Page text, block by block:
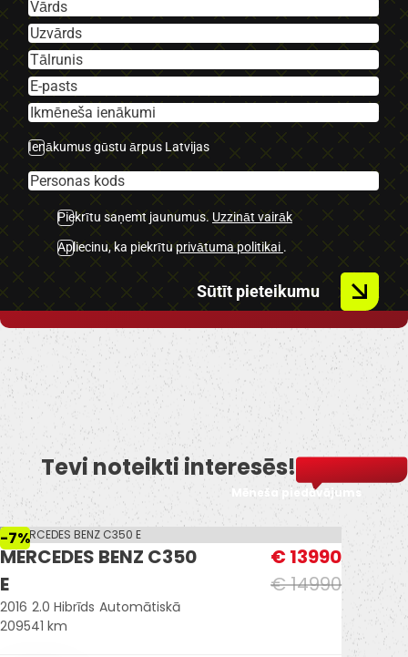
-Kondicionieris.
-Navigācija.
-Klimatkontrole.
-El. regulējama, multifunkcionāla
stūre.
parkošanās sensori.
-Atpakaļskata kamera.
-U.C. ekstras.
Ienākumus gūstu ārpus Latvijas
Piekrītu saņemt jaunumus. Uzzināt vairāk
Apliecinu, ka piekrītu privātuma politikai .
Sūtīt pieteikumu
Tevi noteikti interesēs!
Mēneša piedāvājums
-7%
MERCEDES BENZ C350
E
€ 14990
€ 13990
2016 2.0 Hibrīds Automātiskā
209541 km